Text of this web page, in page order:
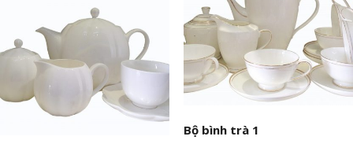
Bộ bình trà 1